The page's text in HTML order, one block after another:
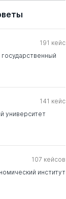
191 кейс
141 кейс
университет
107 кейсов
институт